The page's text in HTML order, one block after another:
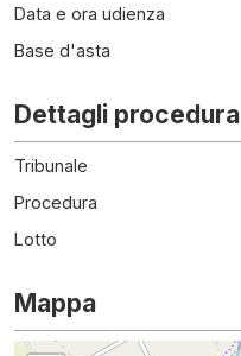
Data e ora udienza
Base d'asta
Dettagli procedura
Tribunale
Procedura
Lotto
Mappa